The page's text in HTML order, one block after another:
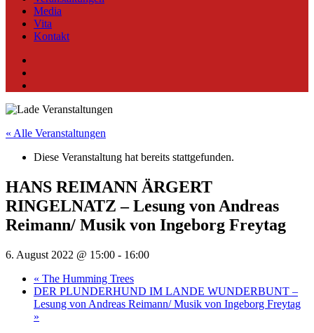
Media
Vita
Kontakt
« Alle Veranstaltungen
Diese Veranstaltung hat bereits stattgefunden.
HANS REIMANN ÄRGERT
RINGELNATZ – Lesung von Andreas
Reimann/ Musik von Ingeborg Freytag
6. August 2022 @ 15:00 - 16:00
« The Humming Trees
DER PLUNDERHUND IM LANDE WUNDERBUNT –
Lesung von Andreas Reimann/ Musik von Ingeborg Freytag
»